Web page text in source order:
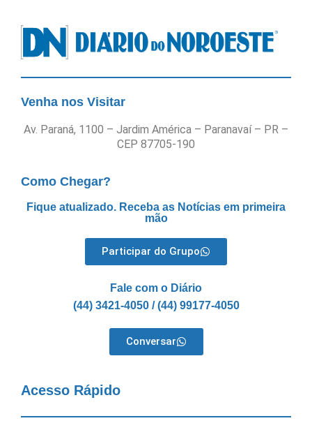
Venha nos Visitar
Av. Paraná, 1100 – Jardim América – Paranavaí – PR –
CEP 87705-190
Como Chegar?
Fique atualizado. Receba as Notícias em primeira
mão
Participar do Grupo
Fale com o Diário
(44) 3421-4050 / (44) 99177-4050
Conversar
Acesso Rápido